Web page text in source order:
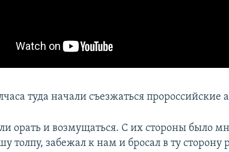
туда начали съезжаться пророссийские
орать и возмущаться. С их стороны было
толпу, забежал к нам и бросал в ту